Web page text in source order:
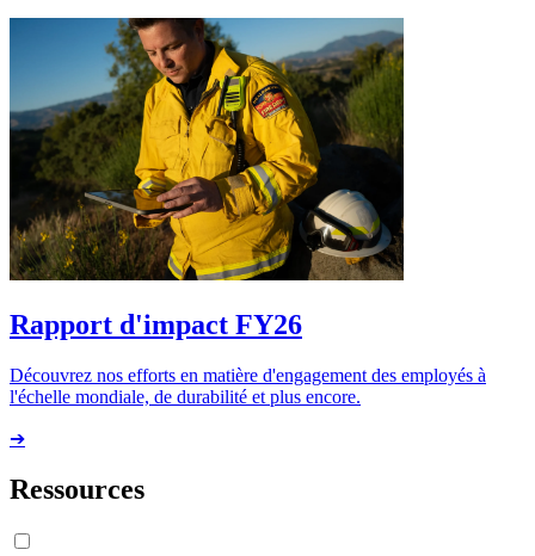
Rapport d'impact FY26
Découvrez nos efforts en matière d'engagement des employés à
l'échelle mondiale, de durabilité et plus encore.
➔
Ressources